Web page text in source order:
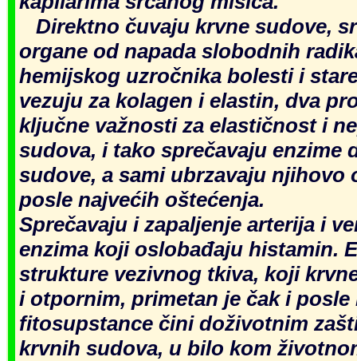
Direktno čuvaju krvne sudove,
organe od napada slobodnih
hemijskog uzročnika bolesti i
vezuju za kolagen i elastin, dva
ključne važnosti za elastičnost i
sudova, i tako sprečavaju enzime
sudove, a sami ubrzavaju njihovo
posle najvećih oštećenja.
Sprečavaju i zapaljenje arterija i
enzima koji oslobađaju histamin.
strukture vezivnog tkiva, koji
i otpornim, primetan je čak i
fitosupstance čini doživotnim
krvnih sudova, u bilo kom